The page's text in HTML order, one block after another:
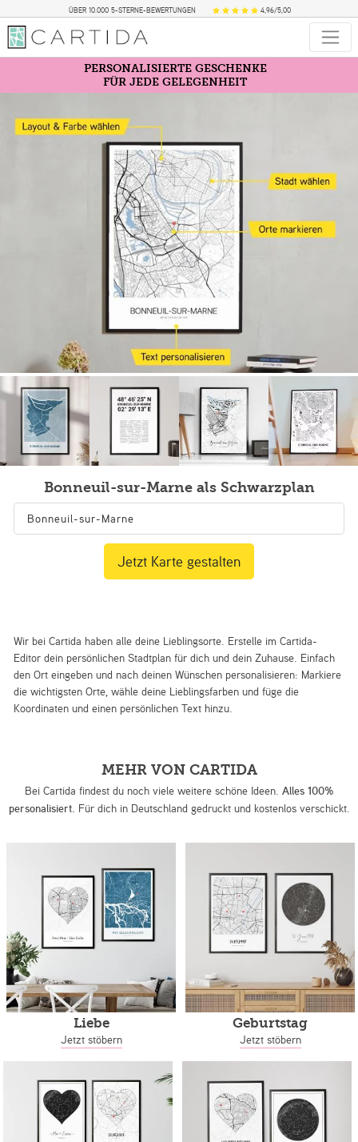
ÜBER 10.000 5-STERNE-BEWERTUNGEN 4,96/5,00
PERSONALISIERTE GESCHENKE
FÜR JEDE GELEGENHEIT
Bonneuil-sur-Marne als Schwarzplan
Wir bei Cartida haben alle deine Lieblingsorte. Erstelle im Cartida-
Editor dein persönlichen Stadtplan für dich und dein Zuhause. Einfach
den Ort eingeben und nach deinen Wünschen personalisieren: Markiere
die wichtigsten Orte, wähle deine Lieblingsfarben und füge die
Koordinaten und einen persönlichen Text hinzu.
Jetzt Karte gestalten
MEHR VON CARTIDA
Bei Cartida findest du noch viele weitere schöne Ideen. Alles 100%
personalisiert. Für dich in Deutschland gedruckt und kostenlos verschickt.
Liebe
Jetzt stöbern
Geburtstag
Jetzt stöbern